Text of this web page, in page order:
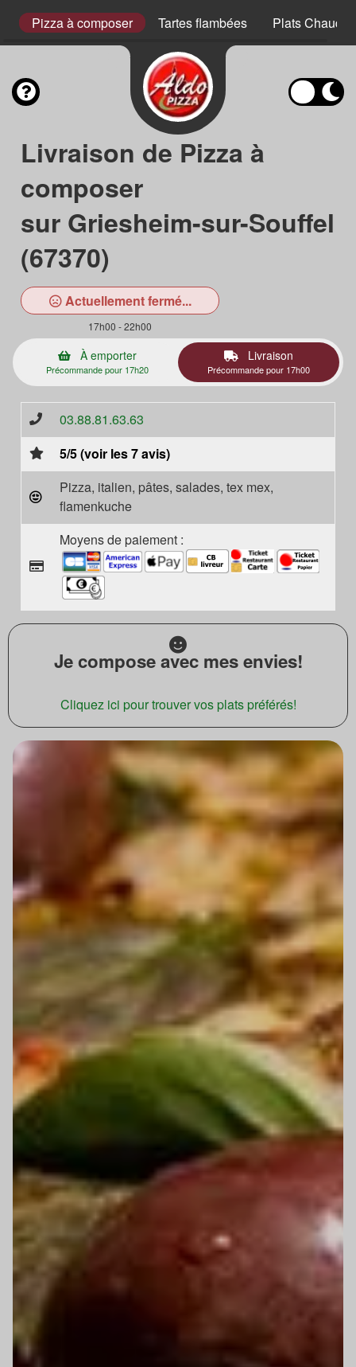
Pizza à composer Tartes flambées Plats Chauds
Livraison de Pizza à
composer
sur Griesheim-sur-Souffel
(67370)
Actuellement fermé...
17h00 - 22h00
À emporter
Précommande pour 17h20
Livraison
Précommande pour 17h00
03.88.81.63.63
5/5 (voir les 7 avis)
Pizza, italien, pâtes, salades, tex mex,
flamenkuche
Moyens de paiement :
Je compose avec mes envies!
Cliquez ici pour trouver vos plats préférés!